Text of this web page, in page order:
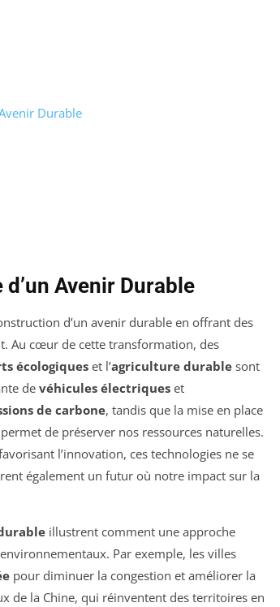
Durable
Avenir Durable
d’un avenir durable en offrant des
Au cœur de cette transformation, des
écologiques et l’agriculture durable sont
de véhicules électriques et
de carbone, tandis que la mise en place
de préserver nos ressources naturelles.
l’innovation, ces technologies ne se
également un futur où notre impact sur la
illustrent comment une approche
Par exemple, les villes
pour diminuer la congestion et améliorer la
de la Chine, qui réinventent des territoires en